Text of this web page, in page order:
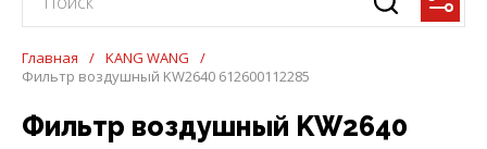
Главная / KANG WANG
/
Фильтр воздушный KW2640 612600112285
Фильтр воздушный KW2640